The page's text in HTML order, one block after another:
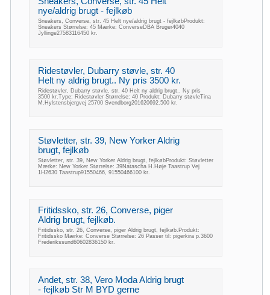
nye/aldrig brugt - fejlkøb
Sneakers, Converse, str. 45 Helt nye/aldrig brugt - fejlkøbProdukt:
Sneakers Størrelse: 45 Mærke: ConverseDBA Bruger4040
Jyllinge27583116450 kr.
Ridestøvler, Dubarry støvle, str. 40
Helt ny aldrig brugt.. Ny pris 3500 kr.
Ridestøvler, Dubarry støvle, str. 40 Helt ny aldrig brugt.. Ny pris
3500 kr.Type: Ridestøvler Størrelse: 40 Produkt: Dubarry støvleTina
M.Hylstensbjergvej 25700 Svendborg201620692.500 kr.
Støvletter, str. 39, New Yorker Aldrig
brugt, fejlkøb
Støvletter, str. 39, New Yorker Aldrig brugt, fejlkøbProdukt: Støvletter
Mærke: New Yorker Størrelse: 39Natascha H.Høje Taastrup Vej
1H2630 Taastrup91550466, 91550466100 kr.
Fritidssko, str. 26, Converse, piger
Aldrig brugt, fejlkøb.
Fritidssko, str. 26, Converse, piger Aldrig brugt, fejlkøb.Produkt:
Fritidssko Mærke: Converse Størrelse: 26 Passer til: pigerkira p.3600
Frederikssund60602836150 kr.
Andet, str. 38, Vero Moda Aldrig brugt
- fejlkøb Str M BYD gerne